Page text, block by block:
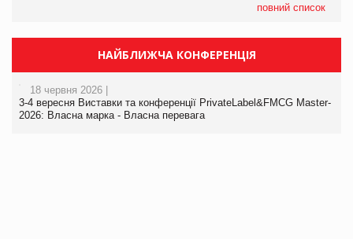
повний список
НАЙБЛИЖЧА КОНФЕРЕНЦІЯ
18 червня 2026 |
3-4 вересня Виставки та конференції PrivateLabel&FMCG Master-
2026: Власна марка - Власна перевага